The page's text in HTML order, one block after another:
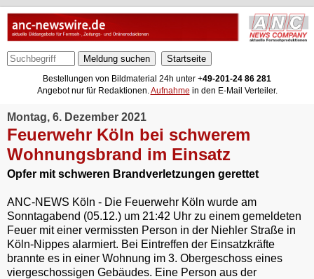
Meldung suchen
Bestellungen von Bildmaterial 24h unter +49-201-24 86 281
Angebot nur für Redaktionen.Aufnahme in den E-Mail Verteiler.
Montag, 6. Dezember 2021
Feuerwehr Köln bei schwerem
Wohnungsbrand im Einsatz
Opfer mit schweren Brandverletzungen gerettet
ANC-NEWS Köln - Die Feuerwehr Köln wurde am
Sonntagabend (05.12.) um 21:42 Uhr zu einem gemeldeten
Feuer mit einer vermissten Person in der Niehler Straße in
Köln-Nippes alarmiert. Bei Eintreffen der Einsatzkräfte
brannte es in einer Wohnung im 3. Obergeschoss eines
viergeschossigen Gebäudes. Eine Person aus der